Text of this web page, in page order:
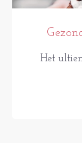
Het